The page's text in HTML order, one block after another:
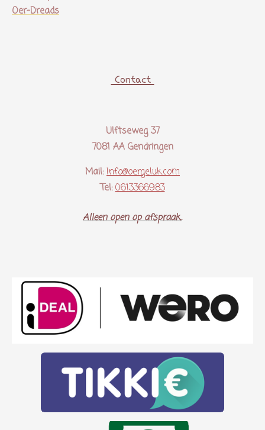
Oer-Dreads
Contact
Ulftseweg 37
7081 AA Gendringen
Mail: Info@oergeluk.com
Tel: 0613366983
Alleen open op afspraak..